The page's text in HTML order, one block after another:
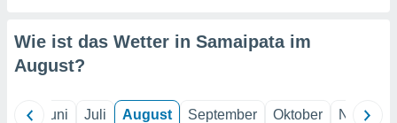
zur
Wie ist das Wetter in Samaipata im
August?
Juni Juli August September Oktober